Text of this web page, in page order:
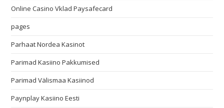
Online Casino Vklad Paysafecard
pages
Parhaat Nordea Kasinot
Parimad Kasiino Pakkumised
Parimad Välismaa Kasiinod
Paynplay Kasiino Eesti